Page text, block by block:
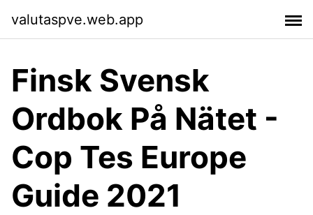
valutaspve.web.app
Finsk Svensk
Ordbok På Nätet -
Cop Tes Europe
Guide 2021